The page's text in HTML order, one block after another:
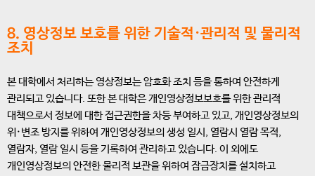
8. 영상정보 보호를 위한 기술적·관리적 및 물리적
조치
본 대학에서 처리하는 영상정보는 암호화 조치 등을 통하여 안전하게
관리되고 있습니다. 또한 본 대학은 개인영상정보보호를 위한 관리적
대책으로서 정보에 대한 접근권한을 차등 부여하고 있고, 개인영상정보의
위·변조 방지를 위하여 개인영상정보의 생성 일시, 열람시 열람 목적,
열람자, 열람 일시 등을 기록하여 관리하고 있습니다. 이 외에도
개인영상정보의 안전한 물리적 보관을 위하여 잠금장치를 설치하고